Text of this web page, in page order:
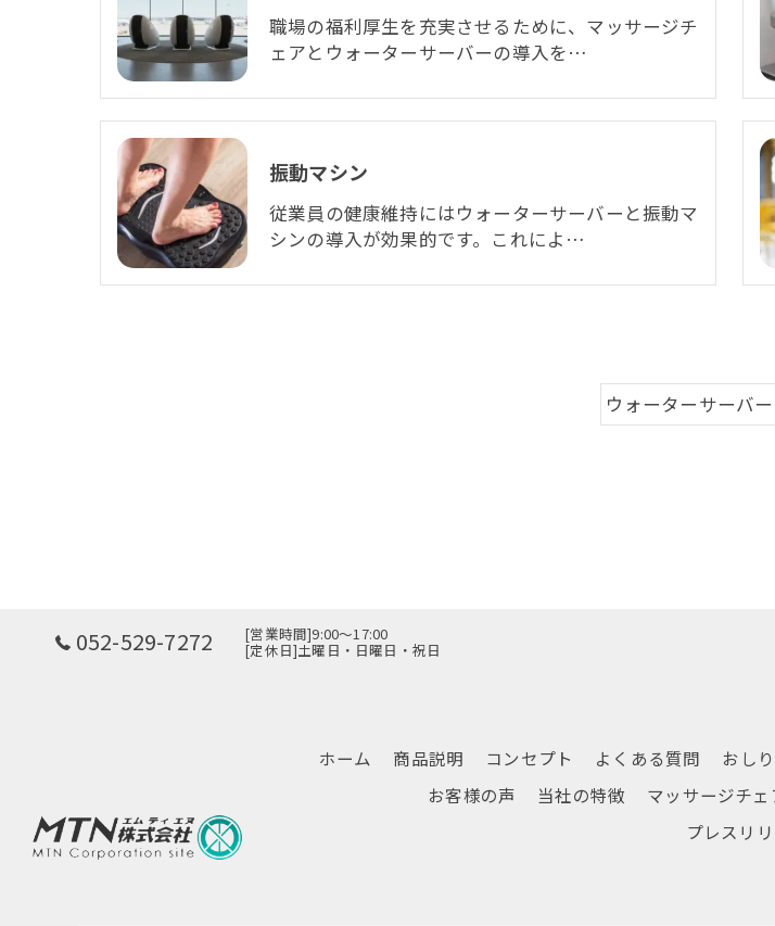
職場の福利厚生を充実させるために、マッサージチ
ェアとウォーターサーバーの導入を…
振動マシン
従業員の健康維持にはウォーターサーバーと振動マ
シンの導入が効果的です。これによ…
ウォーターサーバー
052-529-7272 [営業時間]9:00～17:00
[定休日]土曜日・日曜日・祝日
ホーム 商品説明 コンセプト よくある質問 おし
お客様の声
当社の特徴 マッサージチェ
プレスリ